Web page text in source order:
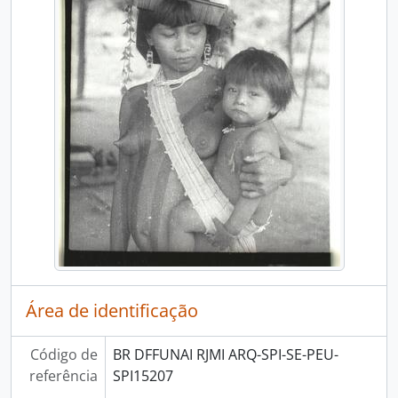
Área de identificação
Código de
referência
BR DFFUNAI RJMI ARQ-SPI-SE-PEU-
SPI15207